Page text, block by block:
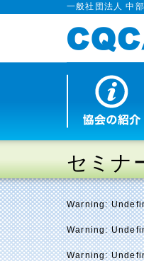
一般社団法人 中
セミナ
Warning:
Warning:
Warning: